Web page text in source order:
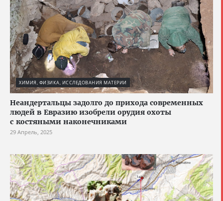
ХИМИЯ, ФИЗИКА, ИССЛЕДОВАНИЯ МАТЕРИИ
Неандертальцы задолго до прихода современных
людей в Евразию изобрели орудия охоты
с костяными наконечниками
29 Апрель, 2025